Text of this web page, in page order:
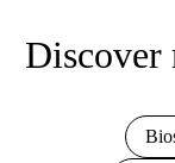
Discover